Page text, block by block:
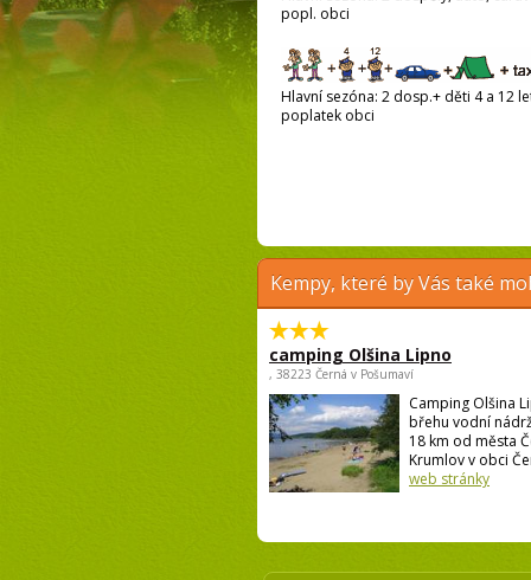
popl. obci
Hlavní sezóna: 2 dosp.+ děti 4 a 12
poplatek obci
Kempy, které by Vás také
camping Olšina Lipno
, 38223 Černá v Pošumaví
Camping Olšina
břehu vodní
18 km od města
Krumlov v obci
web stránky